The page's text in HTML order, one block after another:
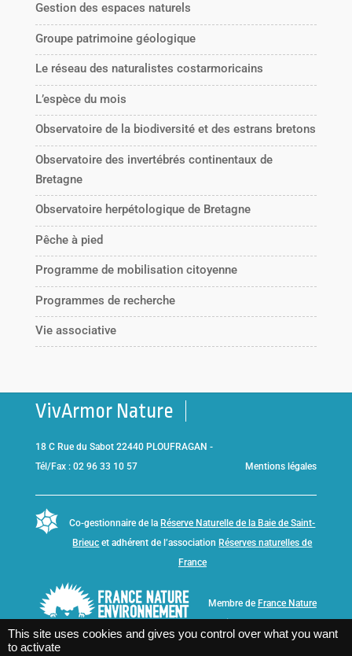
Gestion des espaces naturels
Groupe patrimoine géologique
Le réseau des naturalistes costarmoricains
L’espèce du mois
Observatoire de la biodiversité et des estrans bretons
Observatoire des invertébrés continentaux de
Bretagne
Observatoire herpétologique de Bretagne
Pêche à pied
Programme de mobilisation citoyenne
Programmes de recherche
Vie associative
VivArmor Nature
18 C Rue du Sabot 22440 PLOUFRAGAN -
Tél/Fax : 02 96 33 10 57
Mentions légales
Co-gestionnaire de la Réserve Naturelle de la Baie de Saint-
Brieuc et adhérent de l’association Réserves naturelles de
France
Membre de France Nature
This site uses cookies and gives you control over what you want
to activate